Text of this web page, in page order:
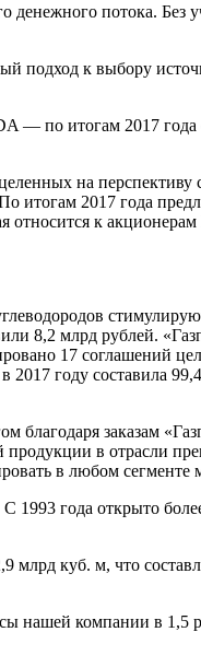
потока. Без
к выбору
по итогам 2017
на перспективу
2017 года
к
8,2 млрд рублей.
17 соглашений
2017 году составила
благодаря заказам
в отрасли
в любом сегменте
года открыто
куб. м, что
нашей компании в